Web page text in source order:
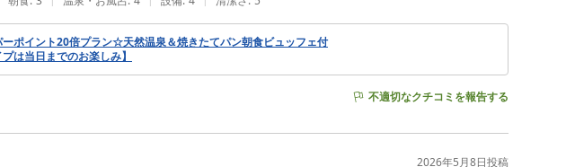
ーポイント20倍プラン☆天然温泉＆焼きたてパン朝食ビュッフェ付
は当日までのお楽しみ】
不適切なクチコミを報告する
2026年5月8日投稿